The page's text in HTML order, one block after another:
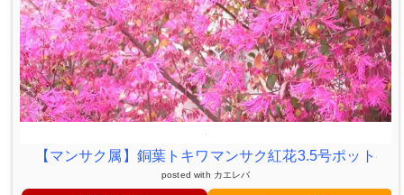
【マンサク属】銅葉トキワマンサク紅花3.5号ポット
posted with カエレバ